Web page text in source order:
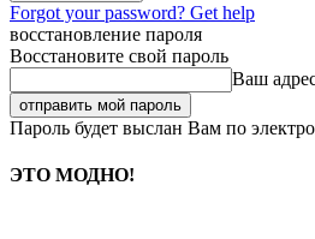
Forgot your password? Get help
восстановление пароля
Восстановите свой пароль
Ваш
Пароль будет выслан Вам по
ЭТО МОДНО!